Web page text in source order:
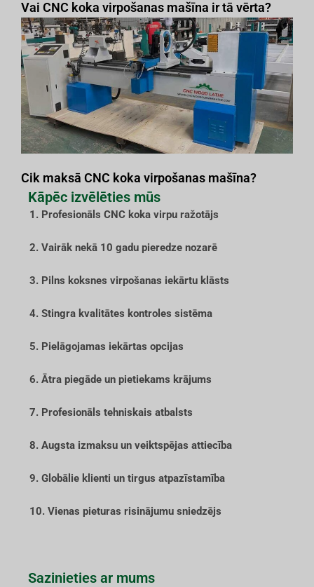
Vai CNC koka virpošanas mašīna ir tā vērta?
Cik maksā CNC koka virpošanas mašīna?
Kāpēc izvēlēties mūs
1. Profesionāls CNC koka virpu ražotājs
2. Vairāk nekā 10 gadu pieredze nozarē
3. Pilns koksnes virpošanas iekārtu klāsts
4. Stingra kvalitātes kontroles sistēma
5. Pielāgojamas iekārtas opcijas
6. Ātra piegāde un pietiekams krājums
7. Profesionāls tehniskais atbalsts
8. Augsta izmaksu un veiktspējas attiecība
9. Globālie klienti un tirgus atpazīstamība
10. Vienas pieturas risinājumu sniedzējs
Sazinieties ar mums